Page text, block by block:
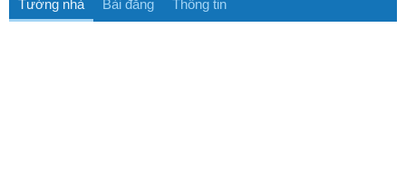
Tường nhà Bài đăng Thông tin